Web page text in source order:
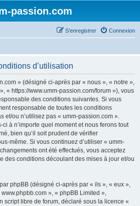
passion.com
Connexion
S’enregistrer
d’utilisation
» (désigné ci-après par « nous », « notre »,
« https://www.umm-passion.com/forum »), vous
des conditions suivantes. Si vous
responsable de toutes les conditions
et/ou n’utilisez pas « umm-passion.com ».
à n’importe quel moment et nous ferons tout
bien qu’il soit prudent de vérifier
même. Si vous continuez d’utiliser « umm-
ont été effectués, vous acceptez
des conditions découlant des mises à jour et/ou
phpBB (désigné ci-après par « ils », « eux »,
», « phpBB Limited »,
script libre de forum, déclaré sous la licence «